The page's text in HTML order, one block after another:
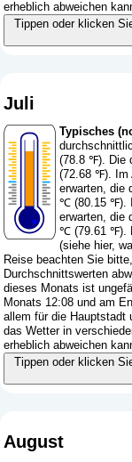
erheblich abweichen
Tippen oder klicken
Juli
Typisches
(78.8 ℉). Die
(72.68 ℉). Im
erwarten, die
℃ (80.15 ℉).
erwarten, die
℃ (79.61 ℉).
(siehe hier,
Reise beachten Sie
Durchschnittswerten
dieses Monats ist
Monats 12:08 und am
allem für die Hauptstadt
das Wetter in
erheblich abweichen
Tippen oder klicken
August